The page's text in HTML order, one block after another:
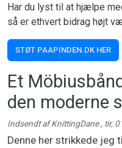
Har du lyst til at hjælpe
så er ethvert bidrag højt
STØT PAAPINDEN.DK HER
Et
den moderne
Indsendt afKnittingDane , tir,
Denne her strikkede